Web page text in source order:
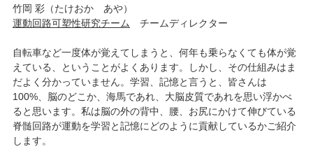
竹岡 彩（たけおか あや）
運動回路可塑性研究チーム
チームディレクター
自転車など一度体が覚えてしまうと、何年も乗らなくても体が覚
えている、ということがよくあります。しかし、その仕組みはま
だよく分かっていません。学習、記憶と言うと、皆さんは
100%、脳のどこか、海馬であれ、大脳皮質であれを思い浮かべ
ると思います。私は脳の外の背中、腰、お尻にかけて伸びている
脊髄回路が運動を学習と記憶にどのように貢献しているかご紹介
します。